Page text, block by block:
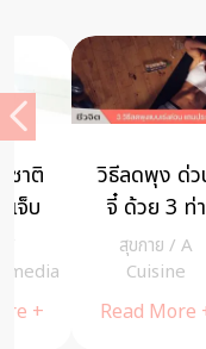
วิธีเดิน เพิ่ม
ความแข็งแรง
ให้หัวใจ
/A
Cuisine
Read More +